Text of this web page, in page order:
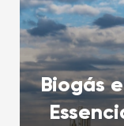
Biogás